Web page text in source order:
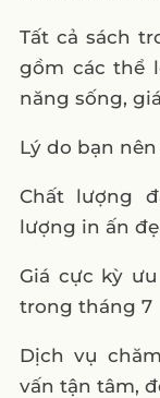
Tất cả sách
gồm các thể
năng sống,
Lý do bạn
Chất lượng
lượng in ấn
Giá cực kỳ
trong tháng 7
Dịch vụ
vấn tận tâm,